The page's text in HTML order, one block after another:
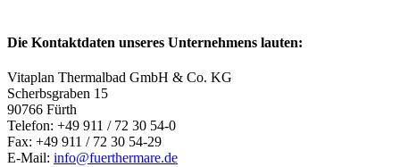
Die Kontaktdaten unseres Unternehmens lauten:
Vitaplan Thermalbad GmbH & Co. KG
Scherbsgraben 15
90766 Fürth
Telefon: +49 911 / 72 30 54-0
Fax: +49 911 / 72 30 54-29
E-Mail: info@fuerthermare.de